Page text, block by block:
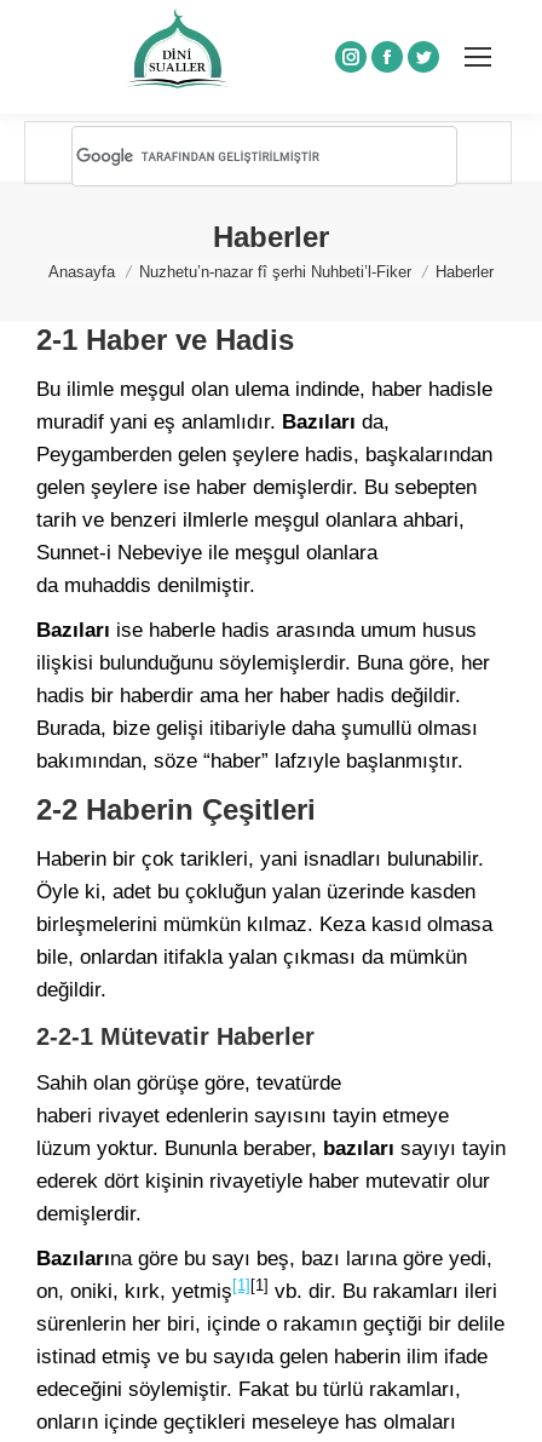
Instagram
Facebook
Twitter
Haberler
You are here:
Anasayfa Nuzhetu’n-nazar fî şerhi Nuhbeti’l-Fiker Haberler
2-1 Haber ve Hadis
Bu ilimle meşgul olan ulema indinde, haber hadisle
muradif yani eş anlamlıdır. Bazıları da,
Peygamberden gelen şeylere hadis, başkalarından
gelen şeylere ise haber demişlerdir. Bu sebepten
tarih ve benzeri ilmlerle meşgul olanlara ahbari,
Sunnet-i Nebeviye ile meşgul olanlara
da muhaddis denilmiştir.
Bazıları ise haberle hadis arasında umum husus
ilişkisi bulunduğunu söylemişlerdir. Buna göre, her
hadis bir haberdir ama her haber hadis değildir.
Burada, bize gelişi itibariyle daha şumullü olması
bakımından, söze “haber” lafzıyle başlanmıştır.
2-2 Haberin Çeşitleri
Haberin bir çok tarikleri, yani isnadları bulunabilir.
Öyle ki, adet bu çokluğun yalan üzerinde kasden
birleşmelerini mümkün kılmaz. Keza kasıd olmasa
bile, onlardan itifakla yalan çıkması da mümkün
değildir.
2-2-1 Mütevatir Haberler
Sahih olan görüşe göre, tevatürde
haberi rivayet edenlerin sayısını tayin etmeye
lüzum yoktur. Bununla beraber, bazıları sayıyı tayin
ederek dört kişinin rivayetiyle haber mutevatir olur
demişlerdir.
Bazılarına göre bu sayı beş, bazı larına göre yedi,
on, oniki, kırk, yetmiş[1][1] vb. dir. Bu rakamları ileri
sürenlerin her biri, içinde o rakamın geçtiği bir delile
istinad etmiş ve bu sayıda gelen haberin ilim ifade
edeceğini söylemiştir. Fakat bu türlü rakamları,
onların içinde geçtikleri meseleye has olmaları